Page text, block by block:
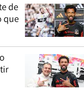
de
que